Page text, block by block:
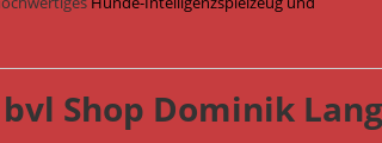
Shop Dominik Lang